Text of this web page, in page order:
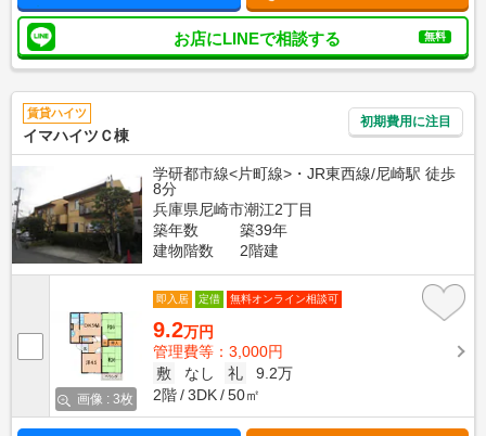
お店にLINEで相談する 無料
賃貸ハイツ
イマハイツＣ棟
初期費用に注目
学研都市線<片町線>・JR東西線/尼崎駅 徒歩
8分
兵庫県尼崎市潮江2丁目
築年数
築39年
建物階数
2階建
画像 : 3枚
即入居 定借 無料オンライン相談可
9.2万円
管理費等：3,000円
敷
なし 礼
9.2万
2階
3DK 50㎡